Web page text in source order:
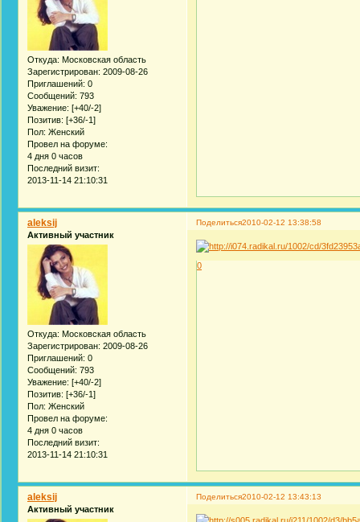
Откуда: Московская область
Зарегистрирован: 2009-08-26
Приглашений: 0
Сообщений: 793
Уважение: [+40/-2]
Позитив: [+36/-1]
Пол: Женский
Провел на форуме:
4 дня 0 часов
Последний визит:
2013-11-14 21:10:31
Поделиться2010-02-12 13:38:58
aleksij
Активный участник
Откуда: Московская область
Зарегистрирован: 2009-08-26
Приглашений: 0
Сообщений: 793
Уважение: [+40/-2]
Позитив: [+36/-1]
Пол: Женский
Провел на форуме:
4 дня 0 часов
Последний визит:
2013-11-14 21:10:31
0
Поделиться2010-02-12 13:43:13
aleksij
Активный участник